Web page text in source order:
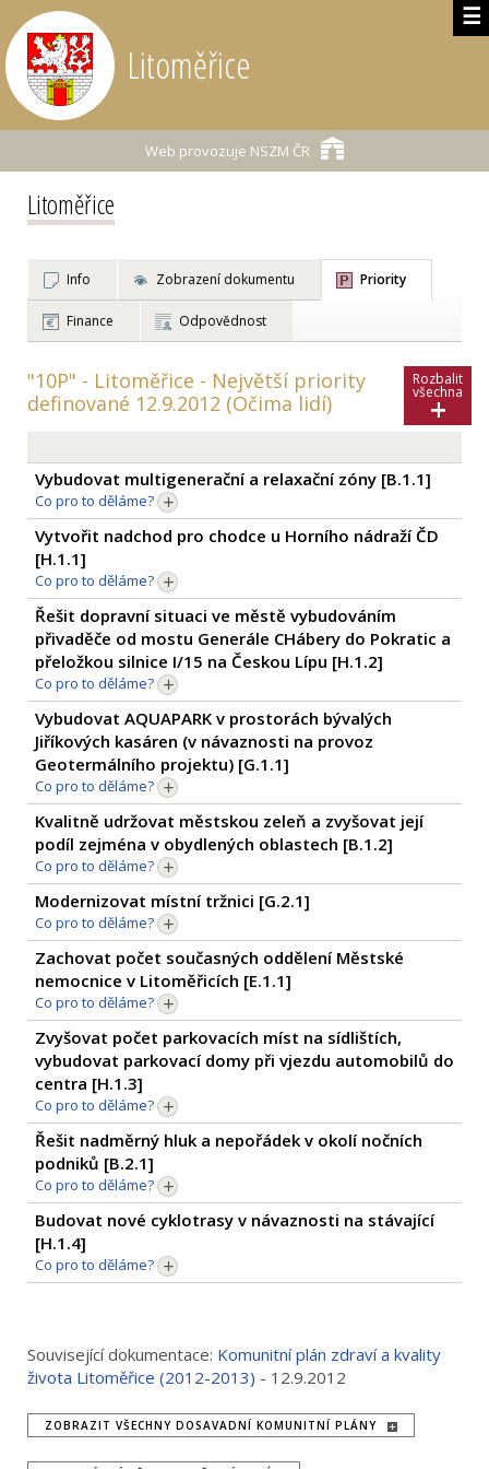
☰
Litoměřice
Web provozuje NSZM ČR
Litoměřice
Info Zobrazení dokumentu Priority
Finance Odpovědnost
"10P" - Litoměřice - Největší priority
definované 12.9.2012 (Očima lidí)
Rozbalit
všechna
+
Vybudovat multigenerační a relaxační zóny [B.1.1]
Co pro to děláme?
Vytvořit nadchod pro chodce u Horního nádraží ČD
[H.1.1]
Co pro to děláme?
Řešit dopravní situaci ve městě vybudováním
přivaděče od mostu Generále CHábery do Pokratic a
přeložkou silnice I/15 na Českou Lípu [H.1.2]
Co pro to děláme?
Vybudovat AQUAPARK v prostorách bývalých
Jiříkových kasáren (v návaznosti na provoz
Geotermálního projektu) [G.1.1]
Co pro to děláme?
Kvalitně udržovat městskou zeleň a zvyšovat její
podíl zejména v obydlených oblastech [B.1.2]
Co pro to děláme?
Modernizovat místní tržnici [G.2.1]
Co pro to děláme?
Zachovat počet současných oddělení Městské
nemocnice v Litoměřicích [E.1.1]
Co pro to děláme?
Zvyšovat počet parkovacích míst na sídlištích,
vybudovat parkovací domy při vjezdu automobilů do
centra [H.1.3]
Co pro to děláme?
Řešit nadměrný hluk a nepořádek v okolí nočních
podniků [B.2.1]
Co pro to děláme?
Budovat nové cyklotrasy v návaznosti na stávající
[H.1.4]
Co pro to děláme?
Související dokumentace: Komunitní plán zdraví a kvality
života Litoměřice (2012-2013) - 12.9.2012
ZOBRAZIT VŠECHNY DOSAVADNÍ KOMUNITNÍ PLÁNY